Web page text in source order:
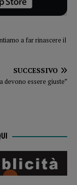
a far rinascere il
SUCCESSIVO
devono essere giuste”